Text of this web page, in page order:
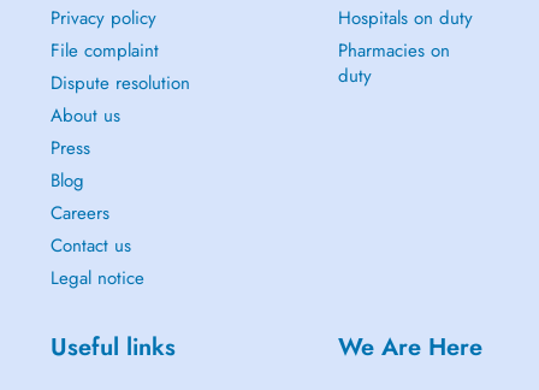
Privacy policy
File complaint
Dispute resolution
About us
Press
Blog
Careers
Contact us
Legal notice
Hospitals on duty
Pharmacies on
duty
Useful links We Are Here